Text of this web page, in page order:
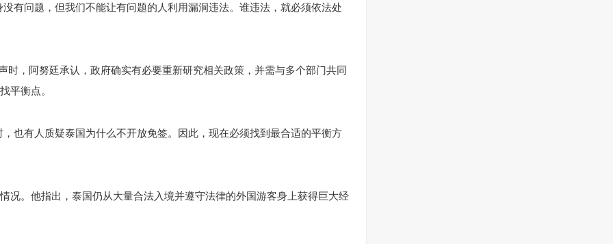
有问题，但我们不能让有问题的人利用漏洞违法。谁违法，就必须依法处
时，阿努廷承认，政府确实有必要重新研究相关政策，并需与多个部门共同
平衡点。
也有人质疑泰国为什么不开放免签。因此，现在必须找到最合适的平衡方
况。他指出，泰国仍从大量合法入境并遵守法律的外国游客身上获得巨大经